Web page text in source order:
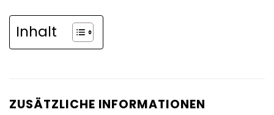
Inhalt
ZUSÄTZLICHE INFORMATIONEN